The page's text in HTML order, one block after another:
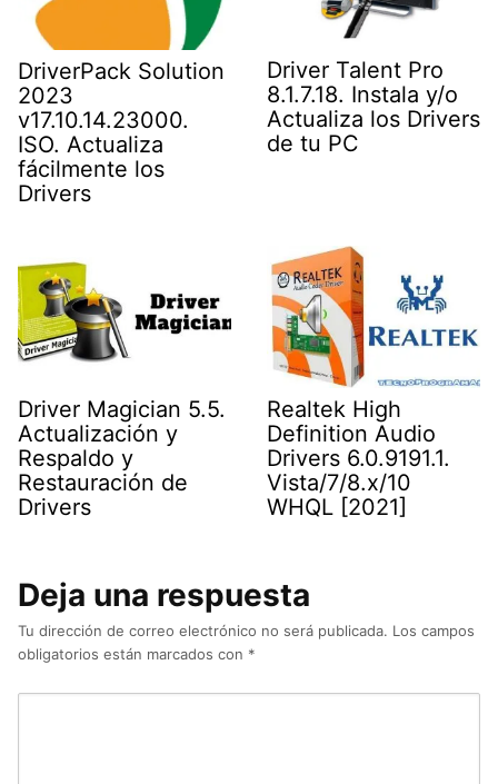
DriverPack Solution
2023
v17.10.14.23000.
ISO. Actualiza
fácilmente los
Drivers
Driver Talent Pro
8.1.7.18. Instala y/o
Actualiza los Drivers
de tu PC
Driver Magician 5.5.
Actualización y
Respaldo y
Restauración de
Drivers
Realtek High
Definition Audio
Drivers 6.0.9191.1.
Vista/7/8.x/10
WHQL [2021]
Deja una respuesta
Tu dirección de correo electrónico no será publicada. Los campos
obligatorios están marcados con *